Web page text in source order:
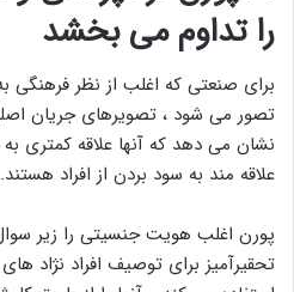
را تداوم می بخشد
برای صنعتی که اغلب از نظر
تصور می شود ، تصویرهای جریان
نشان می دهد که آنها علاقه کمتری
علاقه مند به سود بردن از افراد هستند.
پورن اغلب هویت جنسیتی را زیر
تحقیرآمیز برای توصیف افراد نژاد